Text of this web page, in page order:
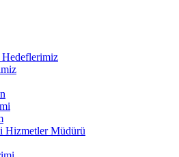
Hizmetler Müdürü